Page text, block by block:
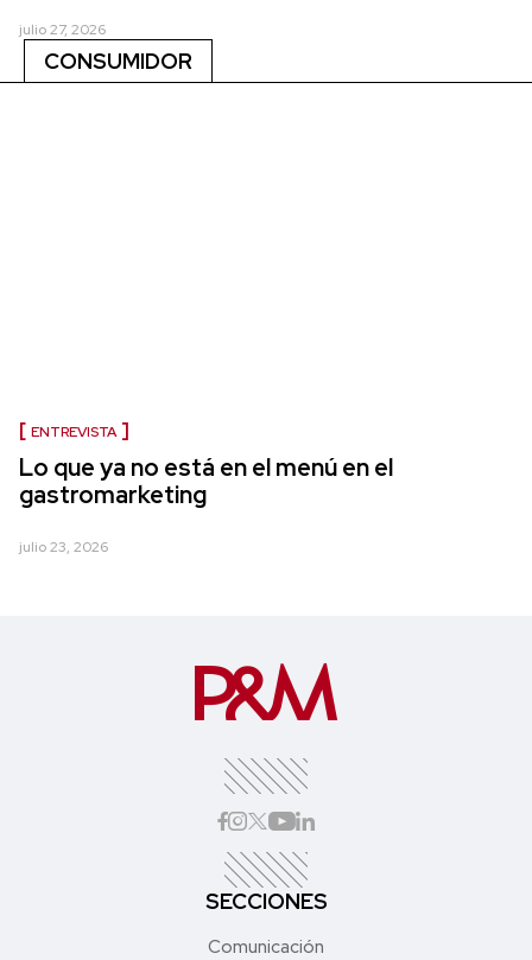
julio 27, 2026
CONSUMIDOR
ENTREVISTA
Lo que ya no está en el menú en el
gastromarketing
julio 23, 2026
SECCIONES
Comunicación